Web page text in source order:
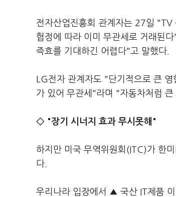
전자산업진흥회 관계자는 27일 "TV
협정에 따라 이미 무관세로 거래된
즉효를 기대하긴 어렵다"고 말했다.
LG전자 관계자도 "단기적으로 큰
가 있어 무관세"라며 "자동차처럼
◇ "장기 시너지 효과 무시못해"
하지만 미국 무역위원회(ITC)가 한
다.
우리나라 입장에서 ▲ 국산 IT제품